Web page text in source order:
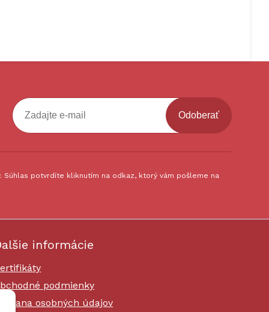
Odoberať
potvrdíte kliknutím na odkaz, ktorý vám pošleme na
informácie
podmienky
osobných údajov